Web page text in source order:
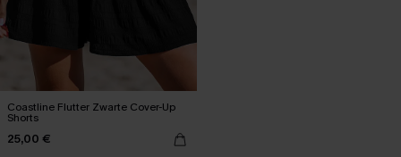
Coastline Flutter Zwarte Cover-Up
Shorts
25,00 €